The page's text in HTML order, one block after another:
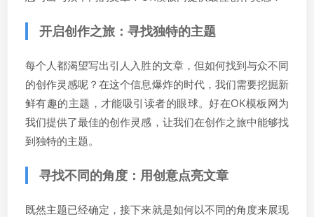
开启创作之旅：寻找独特的主题
每个人都渴望写出引人入胜的文章，但如何找到与众不同
的创作灵感呢？在这个信息爆炸的时代，我们需要挖掘新
鲜有趣的主题，才能吸引读者的眼球。好在OK模板网为
我们提供了最佳的创作灵感，让我们在创作之旅中能够找
到独特的主题。
寻找不同的角度：用创意点亮文章
既然主题已经确定，接下来就是如何以不同的角度来展现